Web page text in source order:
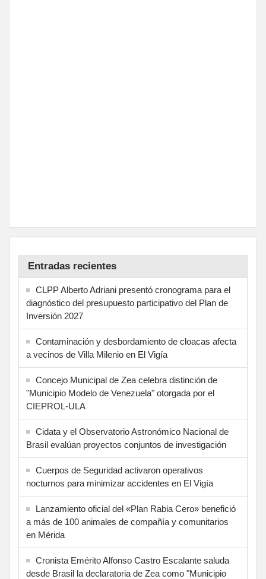
Entradas recientes
CLPP Alberto Adriani presentó cronograma para el
diagnóstico del presupuesto participativo del Plan de
Inversión 2027
Contaminación y desbordamiento de cloacas afecta
a vecinos de Villa Milenio en El Vigía
Concejo Municipal de Zea celebra distinción de
"Municipio Modelo de Venezuela" otorgada por el
CIEPROL-ULA
Cidata y el Observatorio Astronómico Nacional de
Brasil evalúan proyectos conjuntos de investigación
Cuerpos de Seguridad activaron operativos
nocturnos para minimizar accidentes en El Vigía
Lanzamiento oficial del «Plan Rabia Cero» benefició
a más de 100 animales de compañía y comunitarios
en Mérida
Cronista Emérito Alfonso Castro Escalante saluda
desde Brasil la declaratoria de Zea como "Municipio